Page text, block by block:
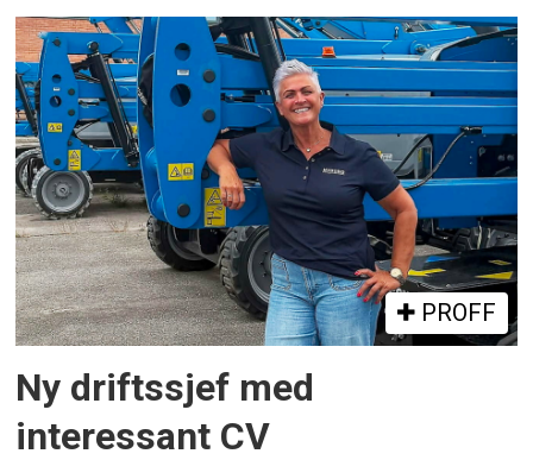
PROFF
Ny driftssjef med
interessant CV